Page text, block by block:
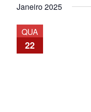
Janeiro 2025
QUA
22